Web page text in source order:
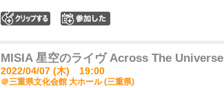
MISIA 星空のライヴ Across The Universe
2022/04/07 (木) 19:00
＠三重県文化会館 大ホール (三重県)